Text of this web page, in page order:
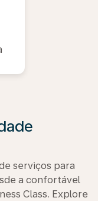
serviços para
a confortável
Class. Explore